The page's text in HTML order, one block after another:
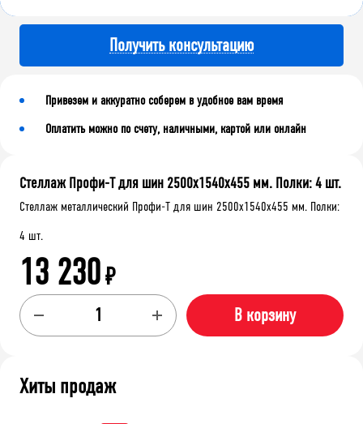
Получить консультацию
Привезем и аккуратно соберем в удобное вам время
Оплатить можно по счету, наличными, картой или онлайн
Стеллаж Профи-Т для шин 2500x1540x455 мм. Полки: 4 шт.
Стеллаж металлический Профи-Т для шин 2500x1540x455 мм. Полки:
4 шт.
13 230₽
В корзину
Хиты продаж